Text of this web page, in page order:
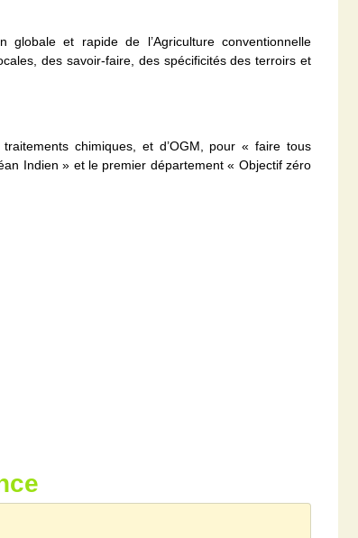
et rapide de l’Agriculture conventionnelle
des savoir-faire, des spécificités des terroirs et
chimiques, et d’OGM, pour « faire tous
Indien » et le premier département « Objectif zéro